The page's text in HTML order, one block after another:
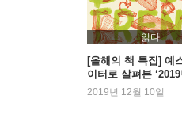
읽다
[올해의 책 특집] 예
이터로 살펴본
트렌드’
2019년 12월 10일